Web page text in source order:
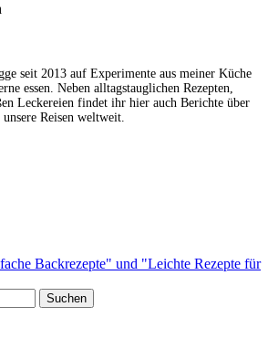
seit 2013 auf Experimente aus meiner Küche
essen. Neben alltagstauglichen Rezepten,
Leckereien findet ihr hier auch Berichte über
unsere Reisen weltweit.